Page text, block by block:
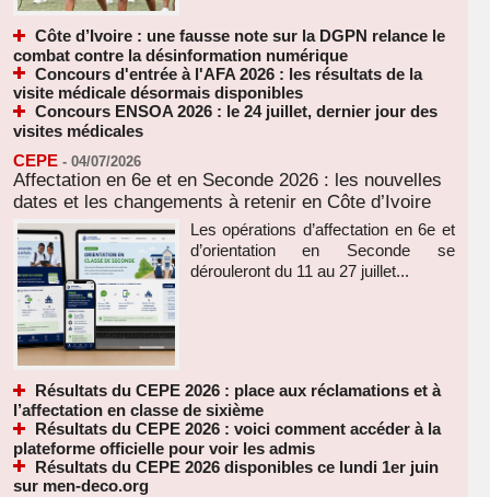
Côte d’Ivoire : une fausse note sur la DGPN relance le
combat contre la désinformation numérique
Concours d'entrée à l'AFA 2026 : les résultats de la
visite médicale désormais disponibles
Concours ENSOA 2026 : le 24 juillet, dernier jour des
visites médicales
CEPE - 04/07/2026
Affectation en 6e et en Seconde 2026 : les nouvelles
dates et les changements à retenir en Côte d’Ivoire
Les opérations d’affectation en 6e et
d’orientation en Seconde se
dérouleront du 11 au 27 juillet...
Résultats du CEPE 2026 : place aux réclamations et à
l’affectation en classe de sixième
Résultats du CEPE 2026 : voici comment accéder à la
plateforme officielle pour voir les admis
Résultats du CEPE 2026 disponibles ce lundi 1er juin
sur men-deco.org